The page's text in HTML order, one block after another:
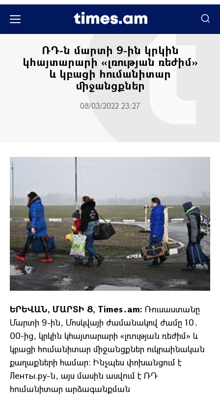
ՌԴ-ն մարտի 9-ին կրկին
կհայտարարի «լռության ռեժիմ»
և կբացի հումանիտար
միջանցքներ
08/03/2022 23:27
ԵՐԵՎԱՆ, ՄԱՐՏԻ 8, Times․am: Ռուսաստանը
Մարտի 9-ին, Մոսկվայի ժամանակով ժամը 10․
00-ից, կրկին կհայտարարի «լռության ռեժիմ» և
կբացի հումանիտար միջանցքներ ուկրաինական
քաղաքների համար։ Ինչպես փոխանցում է
Ленты.ру-ն, այս մասին ասվում է ՌԴ
հումանիտար արձագանքման